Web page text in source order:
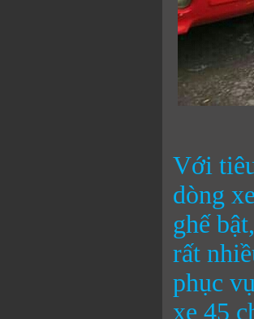
Với
dòng
ghế
rất
phục
xe 45